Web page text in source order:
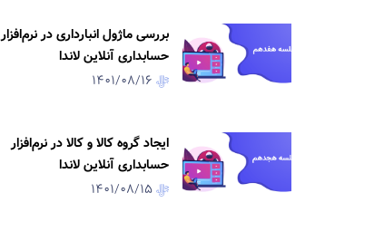
بررسی ماژول انبارداری در نرم‌افزار
حسابداری آنلاین لاندا
ایجاد گروه کالا و کالا در نرم‌افزار
حسابداری آنلاین لاندا